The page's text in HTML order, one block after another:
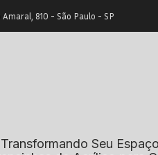
810 - São Paulo - SP
Transformando Seu